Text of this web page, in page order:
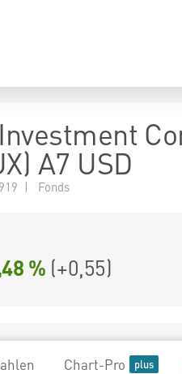
A7 USD
| Fonds
% (+0,55)
Chart-Pro